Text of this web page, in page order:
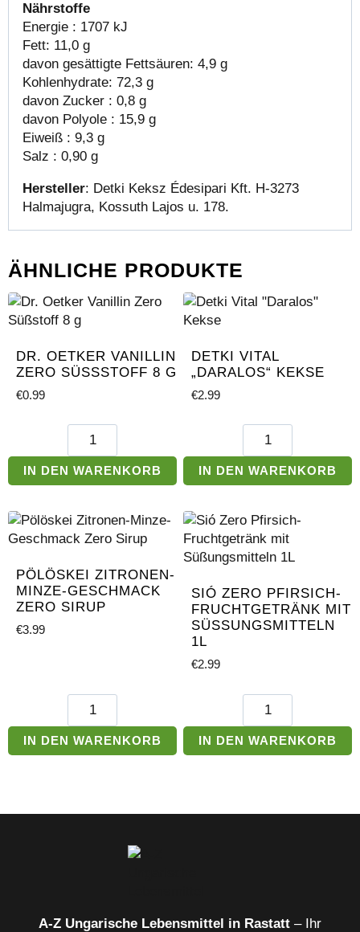
Nährstoffe
Energie : 1707 kJ
Fett: 11,0 g
davon gesättigte Fettsäuren: 4,9 g
Kohlenhydrate: 72,3 g
davon Zucker : 0,8 g
davon Polyole : 15,9 g
Eiweiß : 9,3 g
Salz : 0,90 g
Hersteller: Detki Keksz Édesipari Kft. H-3273
Halmajugra, Kossuth Lajos u. 178.
ÄHNLICHE PRODUKTE
DR. OETKER VANILLIN
ZERO SÜSSSTOFF 8 G
€0.99
Oetker
Vanillin
Zero
8
g
IN DEN WARENKORB
DETKI VITAL
„DARALOS“ KEKSE
€2.99
Detki
Vital
"Daralos"
Kekse
IN DEN WARENKORB
PÖLÖSKEI ZITRONEN-
MINZE-GESCHMACK
ZERO SIRUP
€3.99
Pölöskei
Minze-
Geschmack
Menge
IN DEN WARENKORB
SIÓ ZERO PFIRSICH-
FRUCHTGETRÄNK MIT
SÜSSUNGSMITTELN 1
L
€2.99
Pfirsich-
Fruchtgetränk
1L
IN DEN WARENKORB
A‑Z Ungarische Lebensmittel in Rastatt – Ihr